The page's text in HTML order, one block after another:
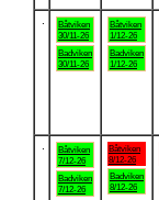
Båtviken
30/11-26
Badviken
30/11-26
Båtviken
1/12-26
Badviken
1/12-26
Båtviken
7/12-26
Badviken
7/12-26
Båtviken
8/12-26
Badviken
8/12-26